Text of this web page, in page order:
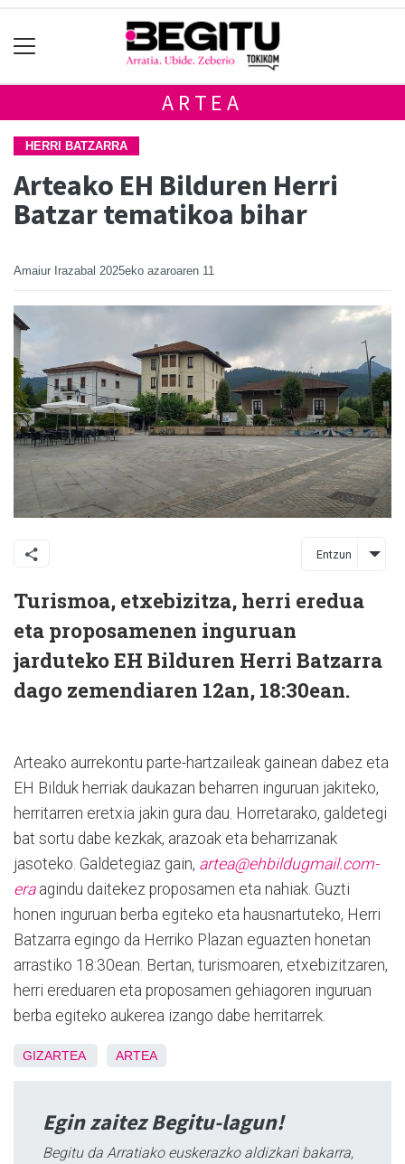
ARTEA
HERRI BATZARRA
Arteako EH Bilduren Herri
Batzar tematikoa bihar
Amaiur Irazabal 2025eko azaroaren 11
Entzun
Turismoa, etxebizitza, herri eredua
eta proposamenen inguruan
jarduteko EH Bilduren Herri Batzarra
dago zemendiaren 12an, 18:30ean.
Arteako aurrekontu parte-hartzaileak gainean dabez eta
EH Bilduk herriak daukazan beharren inguruan jakiteko,
herritarren eretxia jakin gura dau. Horretarako, galdetegi
bat sortu dabe kezkak, arazoak eta beharrizanak
jasoteko. Galdetegiaz gain, artea@ehbildugmail.com-
eraagindu daitekez proposamen eta nahiak. Guzti
honen inguruan berba egiteko eta hausnartuteko, Herri
Batzarra egingo da Herriko Plazan eguazten honetan
arrastiko 18:30ean. Bertan, turismoaren, etxebizitzaren,
herri ereduaren eta proposamen gehiagoren inguruan
berba egiteko aukerea izango dabe herritarrek.
GIZARTEA ARTEA
Egin zaitez Begitu-lagun!
Begitu da Arratiako euskerazko aldizkari bakarra,